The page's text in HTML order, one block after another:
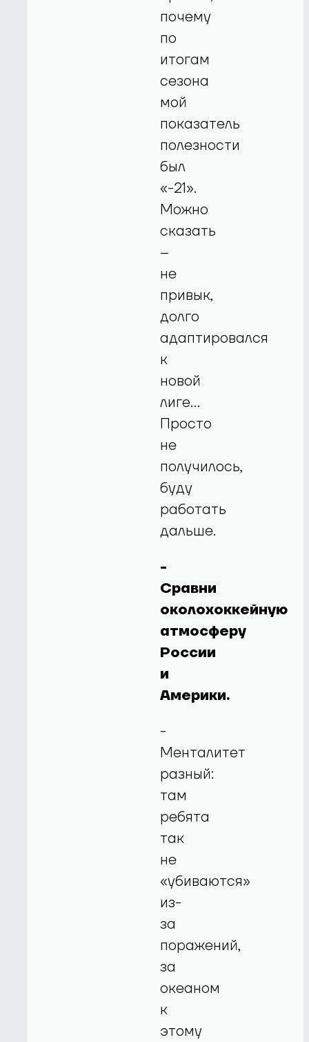
почему
по
итогам
сезона
мой
показатель
полезности
был
«-21».
Можно
сказать
–
не
привык,
долго
адаптировался
к
новой
лиге…
Просто
не
получилось,
буду
работать
дальше.
-
Сравни
околохоккейную
атмосферу
России
и
Америки.
-
Менталитет
разный:
там
ребята
так
не
«убиваются»
из-
за
поражений,
за
океаном
к
этому